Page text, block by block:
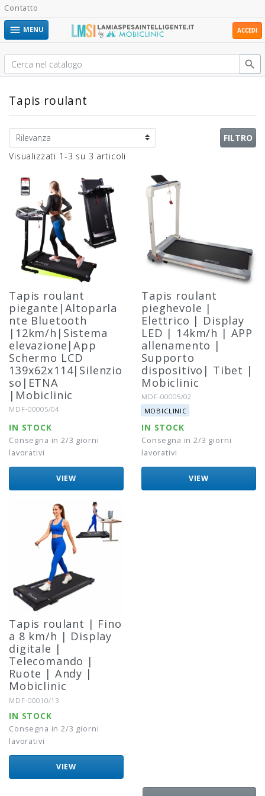
Contatto
 MENU ACCEDI

Tapis roulant
FILTRO
Visualizzati 1-3 su 3 articoli
Tapis roulant
piegante|Altoparla
nte Bluetooth
|12km/h|Sistema
elevazione|App
Schermo LCD
139x62x114|Silenzio
so|ETNA
|Mobiclinic
Riferimento:
MDF-00005/04
IN STOCK
Consegna in 2/3 giorni
lavorativi
VIEW
Tapis roulant
pieghevole |
Elettrico | Display
LED | 14km/h | APP
allenamento |
Supporto
dispositivo| Tibet |
Mobiclinic
Riferimento:
MDF-00005/02
Marca:
MOBICLINIC
IN STOCK
Consegna in 2/3 giorni
lavorativi
VIEW
Tapis roulant | Fino
a 8 km/h | Display
digitale |
Telecomando |
Ruote | Andy |
Mobiclinic
Riferimento:
MDF-00010/13
IN STOCK
Consegna in 2/3 giorni
lavorativi
VIEW